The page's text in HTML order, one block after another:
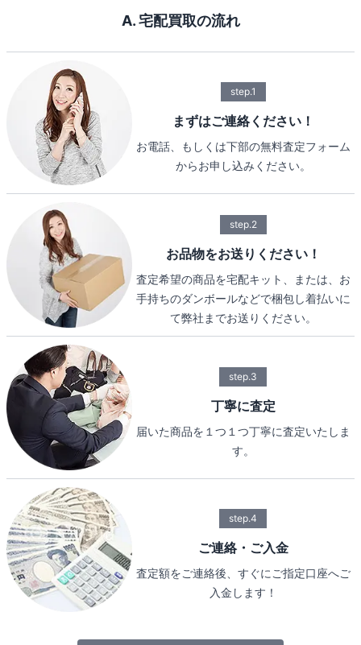
A. 宅配買取の流れ
step.1
まずはご連絡ください！
お電話、もしくは下部の無料査定フォーム
からお申し込みください。
step.2
お品物をお送りください！
査定希望の商品を宅配キット、または、お
手持ちのダンボールなどで梱包し着払いに
て弊社までお送りください。
step.3
丁寧に査定
届いた商品を１つ１つ丁寧に査定いたしま
す。
step.4
ご連絡・ご入金
査定額をご連絡後、すぐにご指定口座へご
入金します！